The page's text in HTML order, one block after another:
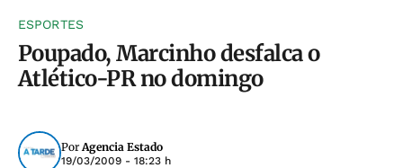
ESPORTES
Poupado, Marcinho desfalca o
Atlético-PR no domingo
PorAgencia Estado
19/03/2009 - 18:23 h